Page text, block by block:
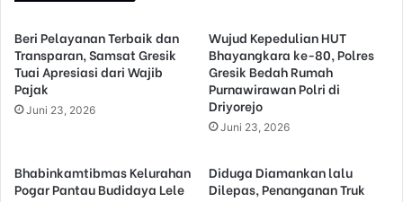
Beri Pelayanan Terbaik dan
Transparan, Samsat Gresik
Tuai Apresiasi dari Wajib
Pajak
Juni 23, 2026
Wujud Kepedulian HUT
Bhayangkara ke-80, Polres
Gresik Bedah Rumah
Purnawirawan Polri di
Driyorejo
Juni 23, 2026
Bhabinkamtibmas Kelurahan
Pogar Pantau Budidaya Lele
Diduga Diamankan lalu
Dilepas, Penanganan Truk